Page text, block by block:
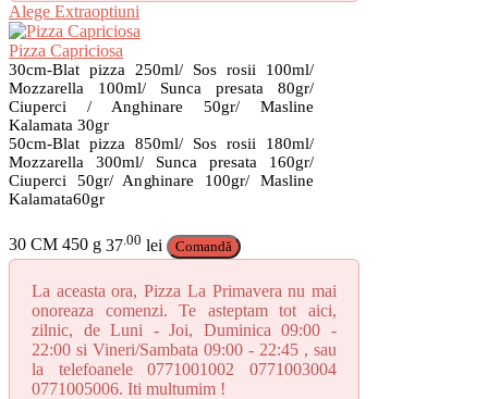
Acest
produs
are
mai
multe
variații.
Opțiunile
pot
fi
alese
în
produsului.
Alege Extraoptiuni
Pizza Capriciosa
30cm-Blat pizza 250ml/ Sos rosii 100ml/
Mozzarella 100ml/ Sunca presata 80gr/
Ciuperci / Anghinare 50gr/ Masline
Kalamata 30gr
50cm-Blat pizza 850ml/ Sos rosii 180ml/
Mozzarella 300ml/ Sunca presata 160gr/
Ciuperci 50gr/ Anghinare 100gr/ Masline
Kalamata60gr
30 CM 450 g 37 .00 lei Comandă
La aceasta ora, Pizza La Primavera nu mai
onoreaza comenzi. Te asteptam tot aici,
zilnic, de Luni - Joi, Duminica 09:00 -
22:00 si Vineri/Sambata 09:00 - 22:45 , sau
la telefoanele 0771001002 0771003004
0771005006. Iti multumim !